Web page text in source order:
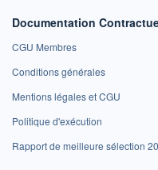
Documentation
CGU Membres
Conditions générales
Mentions légales et CGU
Politique d'exécution
Rapport de meilleure sélection